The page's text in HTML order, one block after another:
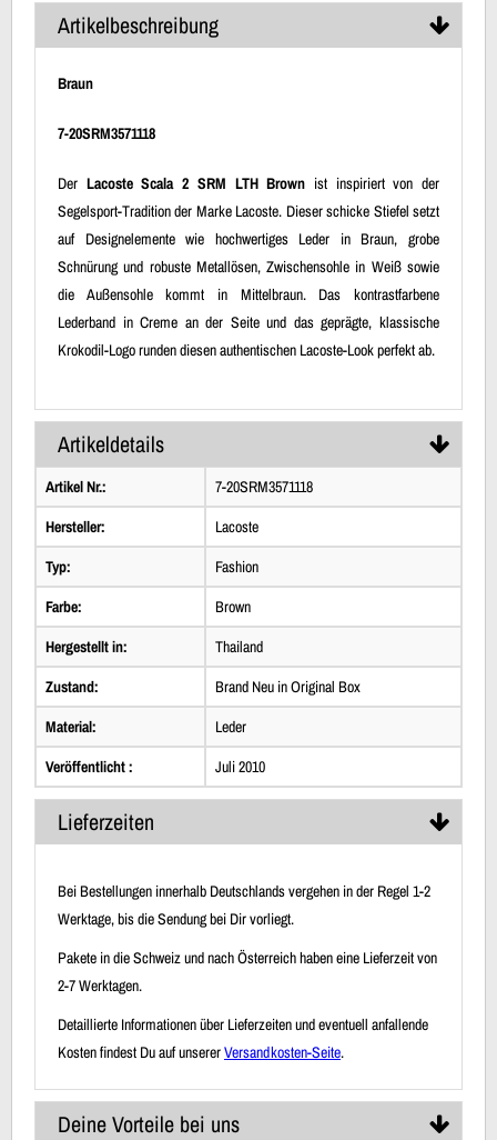
Artikelbeschreibung
Braun
7-20SRM3571118
Der Lacoste Scala 2 SRM LTH Brown ist inspiriert von der
Segelsport-Tradition der Marke Lacoste. Dieser schicke Stiefel setzt
auf Designelemente wie hochwertiges Leder in Braun, grobe
Schnürung und robuste Metallösen, Zwischensohle in Weiß sowie
die Außensohle kommt in Mittelbraun. Das kontrastfarbene
Lederband in Creme an der Seite und das geprägte, klassische
Krokodil-Logo runden diesen authentischen Lacoste-Look perfekt ab.
Artikeldetails
Artikel Nr.:
7-20SRM3571118
Hersteller:
Lacoste
Typ:
Fashion
Farbe:
Brown
Hergestellt in:
Thailand
Zustand:
Brand Neu in Original Box
Material:
Leder
Veröffentlicht :
Juli 2010
Lieferzeiten
Bei Bestellungen innerhalb Deutschlands vergehen in der Regel 1-2
Werktage, bis die Sendung bei Dir vorliegt.
Pakete in die Schweiz und nach Österreich haben eine Lieferzeit von
2-7 Werktagen.
Detaillierte Informationen über Lieferzeiten und eventuell anfallende
Kosten findest Du auf unsererVersandkosten-Seite.
Deine Vorteile bei uns